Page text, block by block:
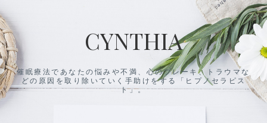
ン
テ
ン
ツ
に
ス
キ
CYNTHIA
催眠療法であなたの悩みや不満、心のブレーキ、トラウマな
どの原因を取り除いていく手助けをする「ヒプノセラピス
ト」。